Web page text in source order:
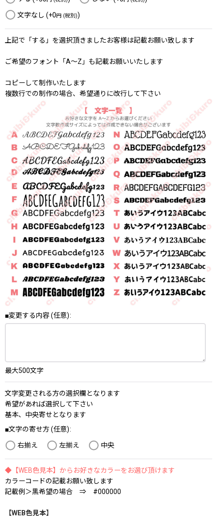
文字なし (+0円 (税別))
上記で「する」を選択頂きましたお客様は記載お願い致します
ご希望のフォント「A～Z」も記載お願いいたします
コピーして制作いたします
複数行での制作の場合、希望通りに改行して下さい
■変更する内容(任意):
最大500文字
文字変更される方の選択欄となります
希望があれば選択して下さい
基本、中央寄せとなります
■文字の寄せ方(任意):
右揃え 左揃え 中央
◆【WEB色見本】からお好きなカラーをお選び頂けます
カラーコードの記載お願い致します
記載例＞黒希望の場合 ⇒ #000000
【WEB色見本】